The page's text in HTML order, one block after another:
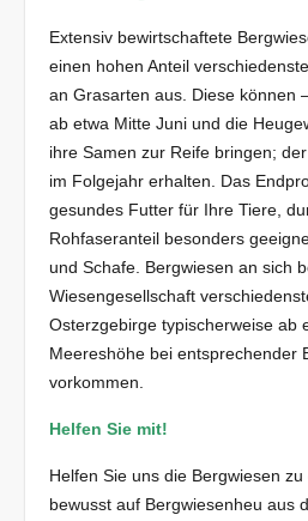
Extensiv bewirtschaftete
einen hohen Anteil
an Grasarten aus. Diese können
ab etwa Mitte Juni und die
ihre Samen zur Reife bringen;
im Folgejahr erhalten. Das
gesundes Futter für Ihre Tiere,
Rohfaseranteil besonders
und Schafe. Bergwiesen an sich
Wiesengesellschaft
Osterzgebirge typischerweise ab
Meereshöhe bei entsprechender
vorkommen.
Helfen Sie mit!
Helfen Sie uns die Bergwiesen
bewusst auf Bergwiesenheu aus